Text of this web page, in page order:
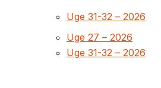
Uge 31-32 – 2026
Uge 27 – 2026
Uge 31-32 – 2026